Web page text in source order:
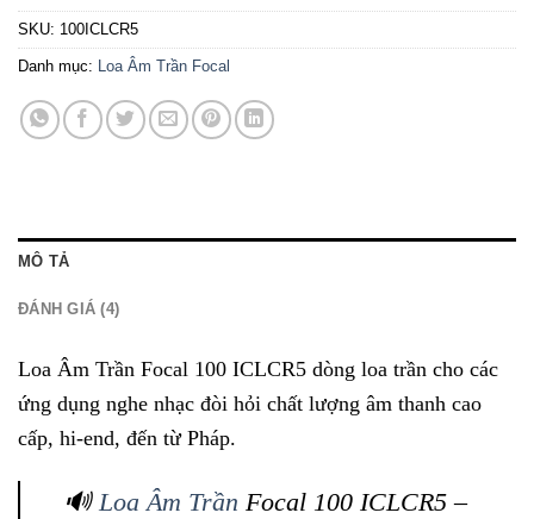
SKU: 100ICLCR5
Danh mục: Loa Âm Trần Focal
MÔ TẢ
ĐÁNH GIÁ (4)
Loa Âm Trần Focal 100 ICLCR5 dòng loa trần cho các
ứng dụng nghe nhạc đòi hỏi chất lượng âm thanh cao
cấp, hi-end, đến từ Pháp.
🔊Loa Âm Trần Focal 100 ICLCR5 –